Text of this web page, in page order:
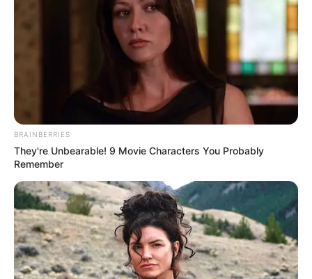
Himmelfahrtsveranstaltung, Ausstellungseröffnung,
Vorlesung, Tanz, Sommerfest, Open-Air, Mittelaltermarkt,
Kirmes, Oktoberfest, Halloween, Konzert,
, Silvester, Fasching, Vortrag oder
Sportveranstaltung. Hier können alle Veranstaltungen in
Weissach kostenlos
eintragen
werden, auch zum Thema
Rock, Pop, Klassik, Schlager und Jazz, ebenso wie
Vorträge, Seminare, Volksfeste, Theateraufführungen,
Filmvorführungen und so weiter.
Wäre es nicht besser, wenn sich die Präsidenten und
Generäle mit Knüppeln gegenseitig erschlagen würden,
statt mit ihren Herdenarmeen so viele andere Menschen
zu ermorden?
BRAINBERRIES
They're Unbearable! 9 Movie Characters You Probably
Remember